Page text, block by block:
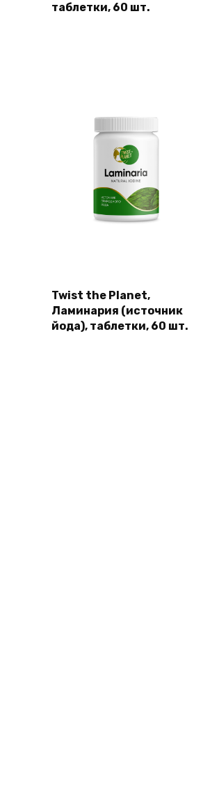
таблетки, 60 шт.
Twist the Planet,
Ламинария (источник
йода), таблетки, 60 шт.